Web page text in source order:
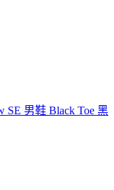
SE 男鞋 Black Toe 黑